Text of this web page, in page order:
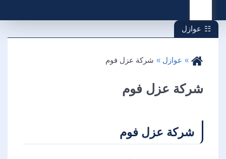
القائمة
عوازل
عوازل شركة عزل فوم
شركة عزل فوم
شركة عزل فوم